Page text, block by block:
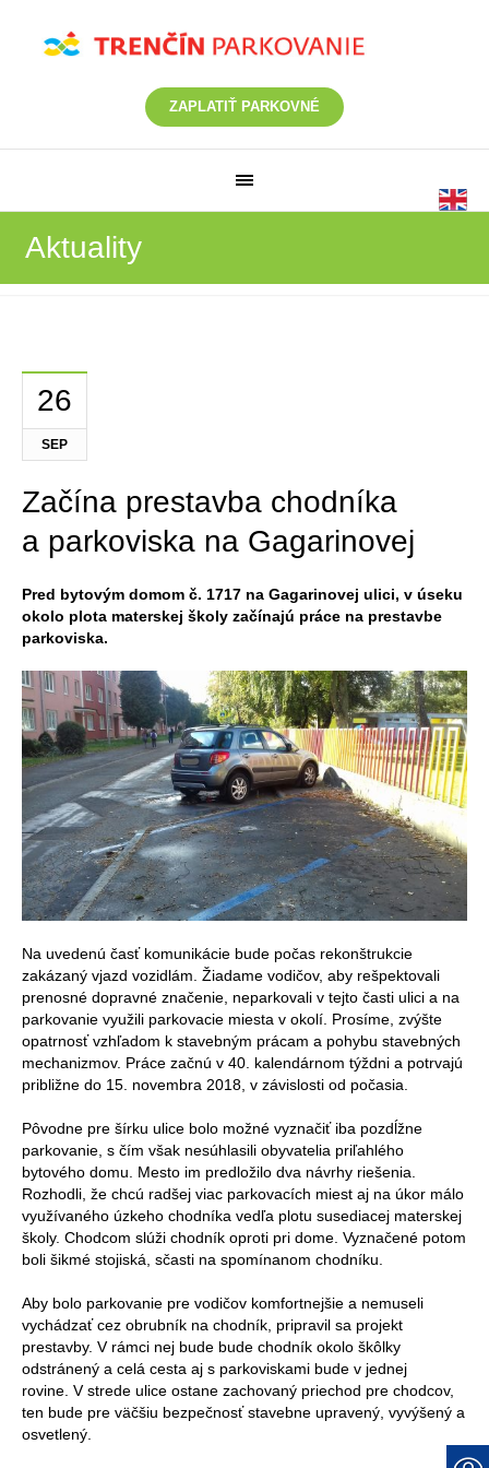
ZAPLATIŤ PARKOVNÉ
Aktuality
26
SEP
Začína prestavba chodníka
a parkoviska na Gagarinovej
Pred bytovým domom č. 1717 na Gagarinovej ulici, v úseku
okolo plota materskej školy začínajú práce na prestavbe
parkoviska.
Na uvedenú časť komunikácie bude počas rekonštrukcie
zakázaný vjazd vozidlám. Žiadame vodičov, aby rešpektovali
prenosné dopravné značenie, neparkovali v tejto časti ulici a na
parkovanie využili parkovacie miesta v okolí. Prosíme, zvýšte
opatrnosť vzhľadom k stavebným prácam a pohybu stavebných
mechanizmov. Práce začnú v 40. kalendárnom týždni a potrvajú
približne do 15. novembra 2018, v závislosti od počasia.
Pôvodne pre šírku ulice bolo možné vyznačiť iba pozdĺžne
parkovanie, s čím však nesúhlasili obyvatelia priľahlého
bytového domu. Mesto im predložilo dva návrhy riešenia.
Rozhodli, že chcú radšej viac parkovacích miest aj na úkor málo
využívaného úzkeho chodníka vedľa plotu susediacej materskej
školy. Chodcom slúži chodník oproti pri dome. Vyznačené potom
boli šikmé stojiská, sčasti na spomínanom chodníku.
Aby bolo parkovanie pre vodičov komfortnejšie a nemuseli
vychádzať cez obrubník na chodník, pripravil sa projekt
prestavby. V rámci nej bude bude chodník okolo škôlky
odstránený a celá cesta aj s parkoviskami bude v jednej
rovine. V strede ulice ostane zachovaný priechod pre chodcov,
ten bude pre väčšiu bezpečnosť stavebne upravený, vyvýšený a
osvetlený.